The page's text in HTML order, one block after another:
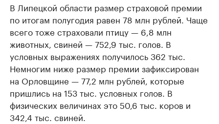
В Липецкой области размер страховой премии
по итогам полугодия равен 78 млн рублей. Чаще
всего тоже страховали птицу — 6,8 млн
животных, свиней — 752,9 тыс. голов. В
условных выражениях получилось 362 тыс.
Немногим ниже размер премии зафиксирован
на Орловщине — 77,2 млн рублей, которые
пришлись на 153 тыс. условных голов. В
физических величинах это 50,6 тыс. коров и
342,4 тыс. свиней.